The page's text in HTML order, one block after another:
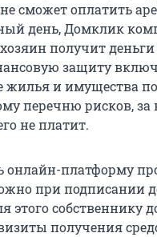
сможет оплатить
день, Домклик
получит
защиту
жилья и имущества по
перечню рисков, за
не платит.
онлайн-платформу
при подписании
этого собственнику
получения